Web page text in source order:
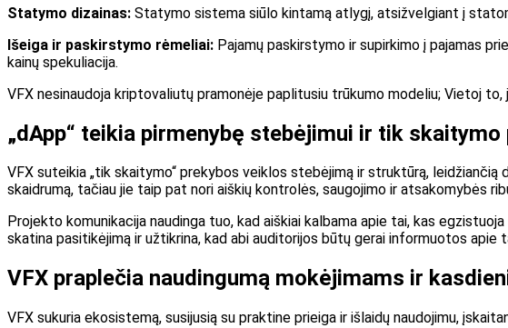
Statymo dizainas: Statymo sistema siūlo kintamą atlygį, atsižvelgiant į
Išeiga ir paskirstymo rėmeliai: Pajamų paskirstymo ir supirkimo į pajamas
kainų spekuliacija.
VFX nesinaudoja kriptovaliutų pramonėje paplitusiu trūkumo modeliu; Vietoj
„dApp“ teikia pirmenybę stebėjimui ir tik skaitymo
VFX suteikia „tik skaitymo“ prekybos veiklos stebėjimą ir struktūrą,
skaidrumą, tačiau jie taip pat nori aiškių kontrolės, saugojimo ir atsakomybės
Projekto komunikacija naudinga tuo, kad aiškiai kalbama apie tai, kas
skatina pasitikėjimą ir užtikrina, kad abi auditorijos būtų gerai informuotos apie
VFX praplečia naudingumą mokėjimams ir
VFX sukuria ekosistemą, susijusią su praktine prieiga ir išlaidų naudojimu,